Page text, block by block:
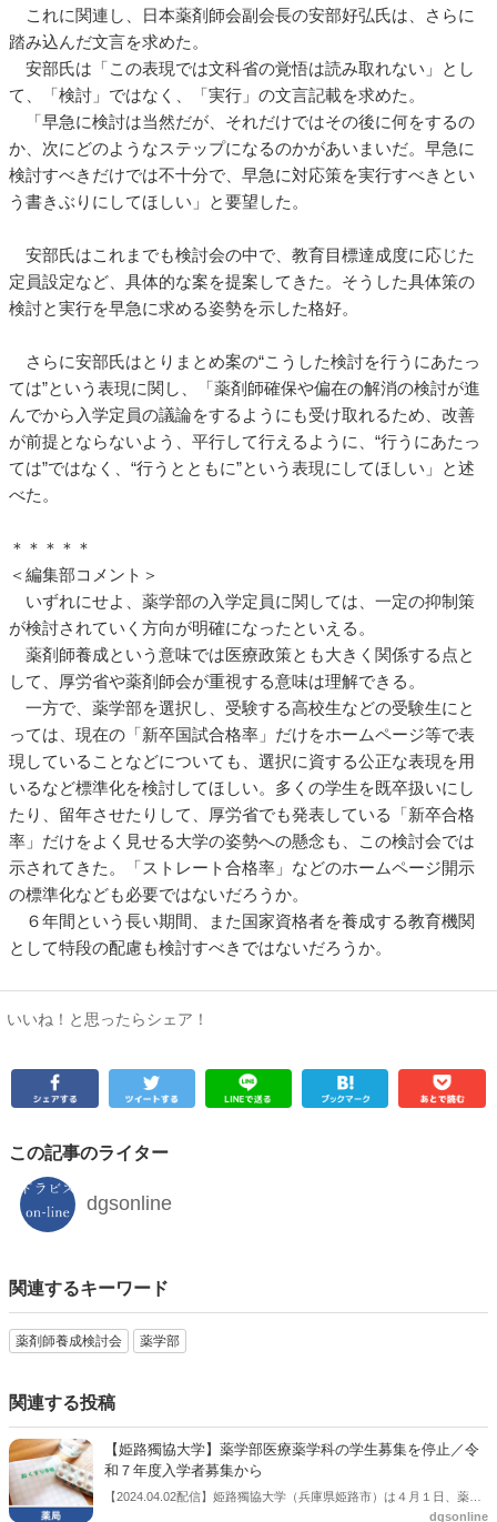
これに関連し、日本薬剤師会副会長の安部好弘氏は、さらに
踏み込んだ文言を求めた。
安部氏は「この表現では文科省の覚悟は読み取れない」とし
て、「検討」ではなく、「実行」の文言記載を求めた。
「早急に検討は当然だが、それだけではその後に何をするの
か、次にどのようなステップになるのかがあいまいだ。早急に
検討すべきだけでは不十分で、早急に対応策を実行すべきとい
う書きぶりにしてほしい」と要望した。
安部氏はこれまでも検討会の中で、教育目標達成度に応じた
定員設定など、具体的な案を提案してきた。そうした具体策の
検討と実行を早急に求める姿勢を示した格好。
さらに安部氏はとりまとめ案の“こうした検討を行うにあたっ
ては”という表現に関し、「薬剤師確保や偏在の解消の検討が進
んでから入学定員の議論をするようにも受け取れるため、改善
が前提とならないよう、平行して行えるように、“行うにあたっ
ては”ではなく、“行うとともに”という表現にしてほしい」と述
べた。
＊＊＊＊＊
＜編集部コメント＞
いずれにせよ、薬学部の入学定員に関しては、一定の抑制策
が検討されていく方向が明確になったといえる。
薬剤師養成という意味では医療政策とも大きく関係する点と
して、厚労省や薬剤師会が重視する意味は理解できる。
一方で、薬学部を選択し、受験する高校生などの受験生にと
っては、現在の「新卒国試合格率」だけをホームページ等で表
現していることなどについても、選択に資する公正な表現を用
いるなど標準化を検討してほしい。多くの学生を既卒扱いにし
たり、留年させたりして、厚労省でも発表している「新卒合格
率」だけをよく見せる大学の姿勢への懸念も、この検討会では
示されてきた。「ストレート合格率」などのホームページ開示
の標準化なども必要ではないだろうか。
６年間という長い期間、また国家資格者を養成する教育機関
として特段の配慮も検討すべきではないだろうか。
いいね！と思ったらシェア！
この記事のライター
dgsonline
関連するキーワード
薬剤師養成検討会 薬学部
関連する投稿
【姫路獨協大学】薬学部医療薬学科の学生募集を停止／令
和７年度入学者募集から
【2024.04.02配信】姫路獨協大学（兵庫県姫路市）は４月１日、薬学
dgsonline